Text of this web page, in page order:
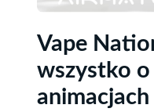
Vape
wszystko